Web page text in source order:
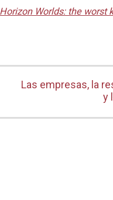
Horizon Worlds: the worst
Las empresas, la
y